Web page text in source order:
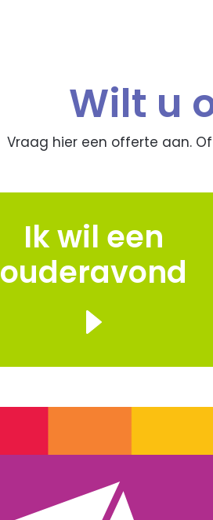
Wilt u
Vraag hier een offerte aan.
Ik wil een
ouderavond